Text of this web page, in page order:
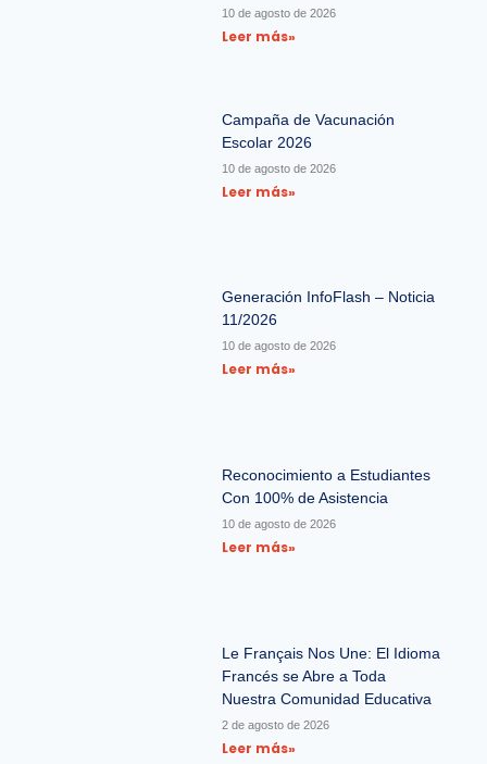
10 de agosto de 2026
Leer más»
Campaña de Vacunación
Escolar 2026
10 de agosto de 2026
Leer más»
Generación InfoFlash – Noticia
11/2026
10 de agosto de 2026
Leer más»
Reconocimiento a Estudiantes
Con 100% de Asistencia
10 de agosto de 2026
Leer más»
Le Français Nos Une: El Idioma
Francés se Abre a Toda
Nuestra Comunidad Educativa
2 de agosto de 2026
Leer más»